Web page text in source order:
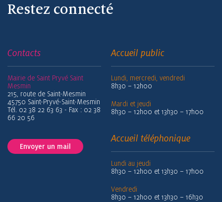
Restez connecté
Contacts
Mairie de Saint Pryvé Saint
Mesmin
215, route de Saint-Mesmin
45750 Saint-Pryvé-Saint-Mesmin
Tél. 02 38 22 63 63 - Fax : 02 38
66 20 56
Envoyer un mail
Accueil public
Lundi, mercredi, vendredi
8h30 – 12h00
Mardi et jeudi
8h30 – 12h00 et 13h30 – 17h00
Accueil téléphonique
Lundi au jeudi
8h30 – 12h00 et 13h30 – 17h00
Vendredi
8h30 – 12h00 et 13h30 – 16h30